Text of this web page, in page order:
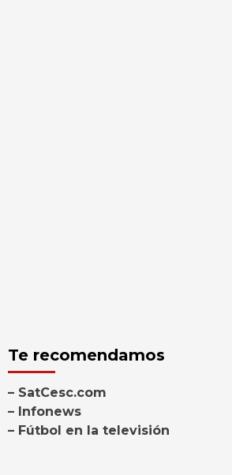
Te recomendamos
– SatCesc.com
– Infonews
– Fútbol en la televisión